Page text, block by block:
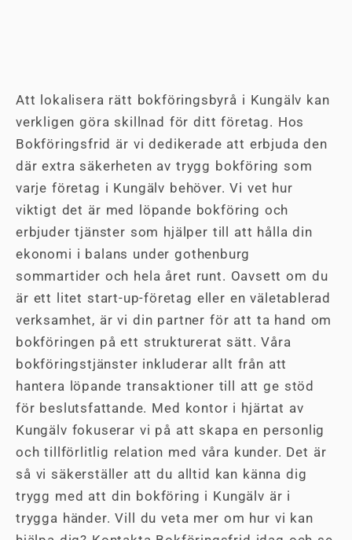
Att lokalisera rätt bokföringsbyrå i Kungälv kan
verkligen göra skillnad för ditt företag. Hos
Bokföringsfrid är vi dedikerade att erbjuda den
där extra säkerheten av trygg bokföring som
varje företag i Kungälv behöver. Vi vet hur
viktigt det är med löpande bokföring och
erbjuder tjänster som hjälper till att hålla din
ekonomi i balans under gothenburg
sommartider och hela året runt. Oavsett om du
är ett litet start-up-företag eller en väletablerad
verksamhet, är vi din partner för att ta hand om
bokföringen på ett strukturerat sätt. Våra
bokföringstjänster inkluderar allt från att
hantera löpande transaktioner till att ge stöd
för beslutsfattande. Med kontor i hjärtat av
Kungälv fokuserar vi på att skapa en personlig
och tillförlitlig relation med våra kunder. Det är
så vi säkerställer att du alltid kan känna dig
trygg med att din bokföring i Kungälv är i
trygga händer. Vill du veta mer om hur vi kan